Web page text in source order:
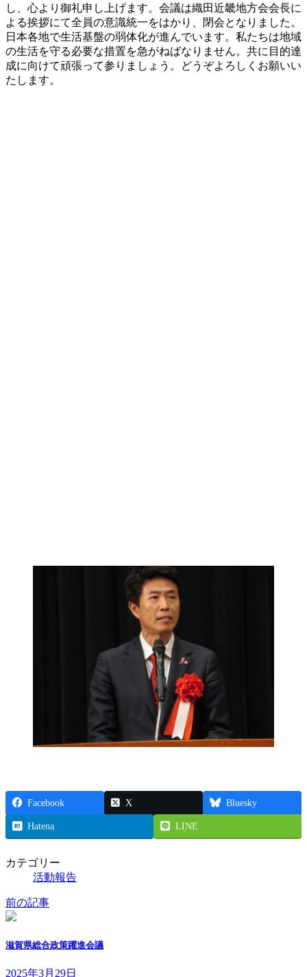
し、心より御礼申し上げます。会議は織田近畿地方会会長に
よる挨拶にて全員の意識統一をはかり、閉会となりました。
日本各地で生活基盤の弱体化が進んでいます。私たちは地域
の生活を守る必要な措置を急がねばなりません。共に目的達
成に向けて頑張って参りましょう。どうぞよろしくお願いい
たします。
Facebook X Bluesky
Hatena LINE
カテゴリー
活動報告
前の記事
滋賀県総合政策躍進会議
2025年3月29日